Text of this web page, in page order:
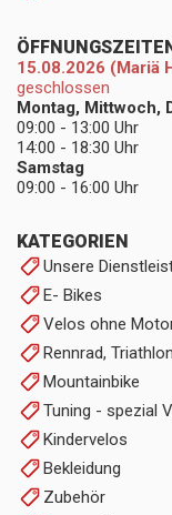
KATEGORIEN
Unsere
E- Bikes
Velos ohne
Rennrad,
Mountainbike
Tuning - spezial
Kindervelos
Bekleidung
Zubehör
15.08.2026 (Mariä
geschlossen
Montag, Mittwoch,
09:00 - 13:00 Uhr
14:00 - 18:30 Uhr
Samstag
09:00 - 16:00 Uhr